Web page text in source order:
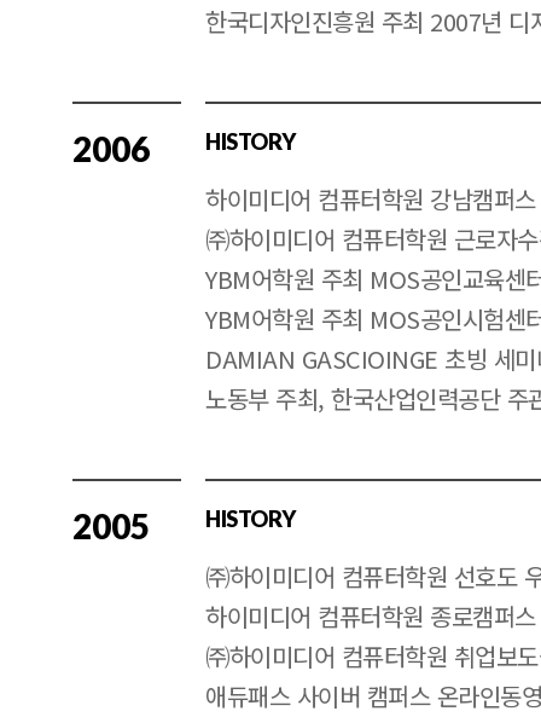
한국디자인진흥원 주최 2007년 디
2006 HISTORY
하이미디어 컴퓨터학원 강남캠퍼
㈜하이미디어 컴퓨터학원 근로자
YBM어학원 주최 MOS공인교육센
YBM어학원 주최 MOS공인시험센
DAMIAN GASCIOINGE 초빙 세
노동부 주최, 한국산업인력공단 주
2005 HISTORY
㈜하이미디어 컴퓨터학원 선호도
하이미디어 컴퓨터학원 종로캠퍼
㈜하이미디어 컴퓨터학원 취업보
애듀패스 사이버 캠퍼스 온라인동